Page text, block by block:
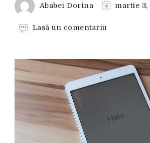
Ababei Dorina martie 3,
Lasă un comentariu
tetieră:
soluție
pentru